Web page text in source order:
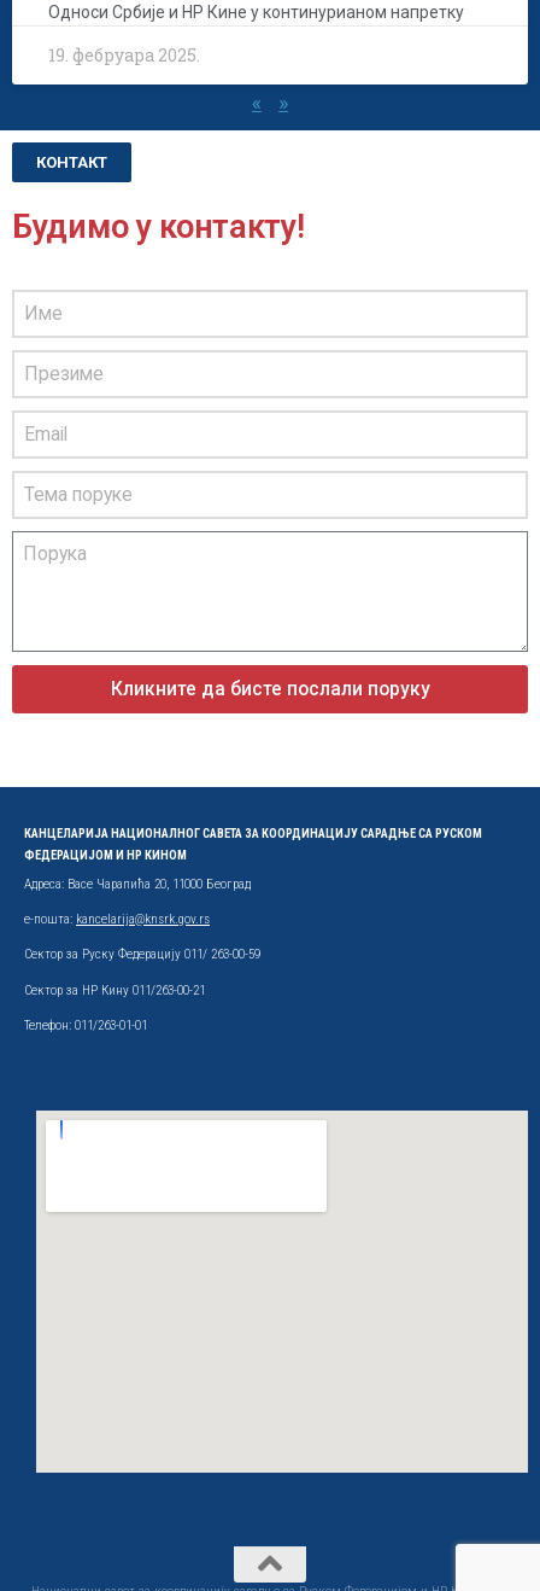
Односи Србије и НР Кине у континурианом напретку
19. фебруара 2025.
« »
КОНТАКТ
Будимо у контакту!
Кликните да бисте послали поруку
КАНЦЕЛАРИЈА НАЦИОНАЛНОГ САВЕТА ЗА КООРДИНАЦИЈУ САРАДЊЕ СА РУСКОМ
ФЕДЕРАЦИЈОМ И НР КИНОМ
Адреса: Васе Чарапића 20, 11000 Београд
е-пошта: kancelarija@knsrk.gov.rs
Сектор за Руску Федерацију 011/ 263-00-59
Сектор за НР Кину 011/263-00-21
Телефон: 011/263-01-01